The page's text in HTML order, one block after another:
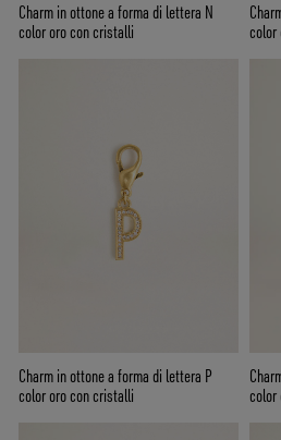
Charm in ottone a forma di lettera N
color oro con cristalli
color
Charm in ottone a forma di lettera P
color oro con cristalli
color